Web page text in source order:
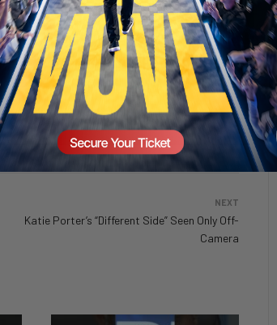
NEXT
Katie Porter’s “Different Side” Seen Only Off-
Camera